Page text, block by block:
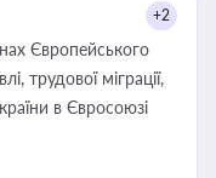
+2
Європейського
в Євросоюзі